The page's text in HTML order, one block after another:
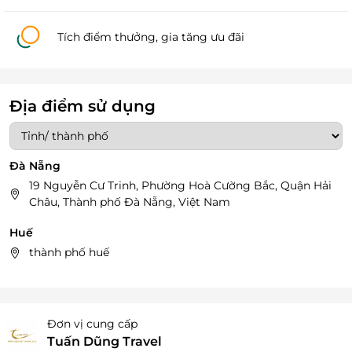
Tích điểm thưởng, gia tăng ưu đãi
Địa điểm sử dụng
Đà Nẵng
19 Nguyễn Cư Trinh, Phường Hoà Cường Bắc, Quận Hải
Châu, Thành phố Đà Nẵng, Việt Nam
Huế
thành phố huế
Đơn vị cung cấp
Tuấn Dũng Travel